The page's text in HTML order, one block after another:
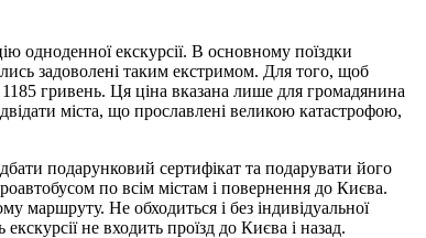
одноденної екскурсії. В основному поїздки
задоволені таким екстримом. Для того, щоб
1185 гривень. Ця ціна вказана лише для громадянина
міста, що прославлені великою катастрофою,
подарунковий сертифікат та подарувати його
по всім містам і повернення до Києва.
маршруту. Не обходиться і без індивідуальної
не входить проїзд до Києва і назад.